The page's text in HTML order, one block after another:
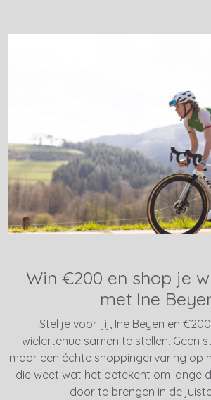
Win €200 en shop je
met Ine
Stel je voor: jij, Ine Beyen en
wielertenue samen te stellen. Geen
maar een échte shoppingervaring op
die weet wat het betekent om lange
door te brengen in de